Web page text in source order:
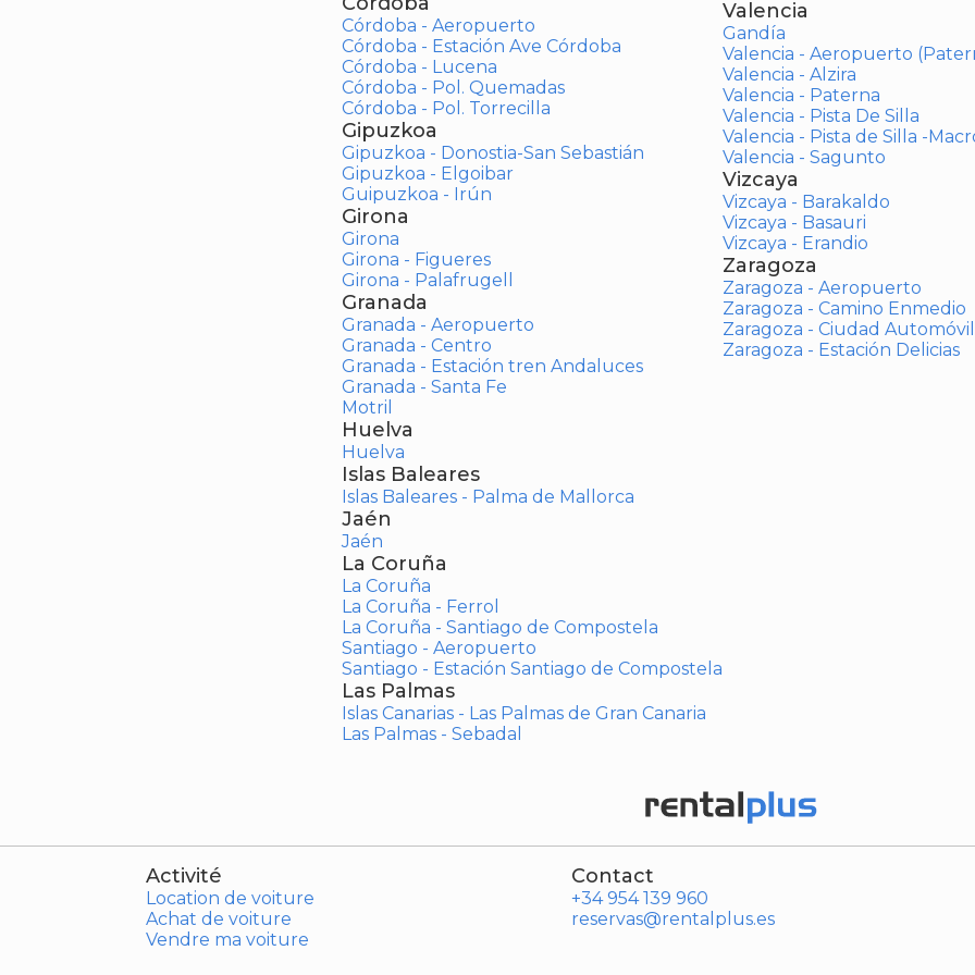
Córdoba - Aeropuerto
Córdoba - Estación Ave Córdoba
Córdoba - Lucena
Córdoba - Pol. Quemadas
Córdoba - Pol. Torrecilla
Gipuzkoa
Gipuzkoa - Donostia-San Sebastián
Gipuzkoa - Elgoibar
Guipuzkoa - Irún
Girona
Girona
Girona - Figueres
Girona - Palafrugell
Granada
Granada - Aeropuerto
Granada - Centro
Granada - Estación tren Andaluces
Granada - Santa Fe
Motril
Huelva
Huelva
Islas Baleares
Islas Baleares - Palma de Mallorca
Jaén
Jaén
La Coruña
La Coruña
La Coruña - Ferrol
La Coruña - Santiago de Compostela
Santiago - Aeropuerto
Santiago - Estación Santiago de Compostela
Las Palmas
Islas Canarias - Las Palmas de Gran Canaria
Las Palmas - Sebadal
Valencia
Gandía
Valencia - Aeropuerto
Valencia - Alzira
Valencia - Paterna
Valencia - Pista De Silla
Valencia - Pista de Silla -
Valencia - Sagunto
Vizcaya
Vizcaya - Barakaldo
Vizcaya - Basauri
Vizcaya - Erandio
Zaragoza
Zaragoza - Aeropuerto
Zaragoza - Camino Enmedio
Zaragoza - Ciudad Automóvil
Zaragoza - Estación Delicias
Activité
Location de voiture
Achat de voiture
Vendre ma voiture
Contact
+34 954 139 960
reservas@rentalplus.es